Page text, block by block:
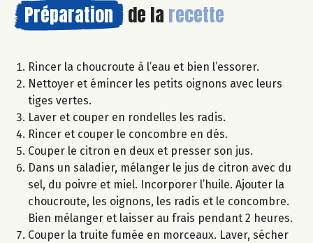
Préparation de la recette
Rincer la choucroute à l’eau et bien l’essorer.
Nettoyer et émincer les petits oignons avec leurs
tiges vertes.
Laver et couper en rondelles les radis.
Rincer et couper le concombre en dés.
Couper le citron en deux et presser son jus.
Dans un saladier, mélanger le jus de citron avec du
sel, du poivre et miel. Incorporer l’huile. Ajouter la
choucroute, les oignons, les radis et le concombre.
Bien mélanger et laisser au frais pendant 2 heures.
Couper la truite fumée en morceaux. Laver, sécher